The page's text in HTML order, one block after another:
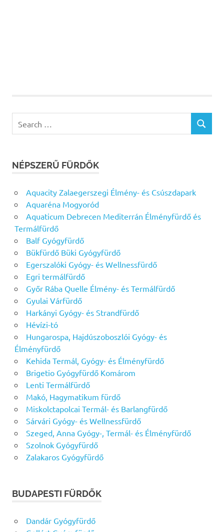
for:
SEARCH
NÉPSZERŰ FÜRDŐK
Aquacity Zalaegerszegi Élmény- és Csúszdapark
Aquaréna Mogyoród
Aquaticum Debrecen Mediterrán Élményfürdő és
Termálfürdő
Balf Gyógyfürdő
Bükfürdő Büki Gyógyfürdő
Egerszalóki Gyógy- és Wellnessfürdő
Egri termálfürdő
Győr Rába Quelle Élmény- és Termálfürdő
Gyulai Várfürdő
Harkányi Gyógy- és Strandfürdő
Hévízi-tó
Hungarospa, Hajdúszoboszlói Gyógy- és
Élményfürdő
Kehida Termál, Gyógy- és Élményfürdő
Brigetio Gyógyfürdő Komárom
Lenti Termálfürdő
Makó, Hagymatikum fürdő
Miskolctapolcai Termál- és Barlangfürdő
Sárvári Gyógy- és Wellnessfürdő
Szeged, Anna Gyógy-, Termál- és Élményfürdő
Szolnok Gyógyfürdő
Zalakaros Gyógyfürdő
BUDAPESTI FÜRDŐK
Dandár Gyógyfürdő